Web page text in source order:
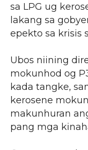
sa LPG ug
lakang sa
epekto sa krisis
Ubos niining
mokunhod og
kada tangke,
kerosene
makunhuran
pang mga